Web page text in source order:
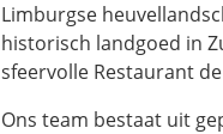
Limburgse
historisch landgoed in
sfeervolle Restaurant
Ons team bestaat uit